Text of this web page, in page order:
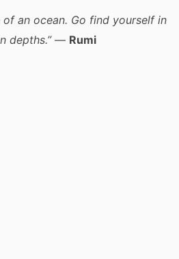
of an ocean. Go find yourself in
depths.”— Rumi